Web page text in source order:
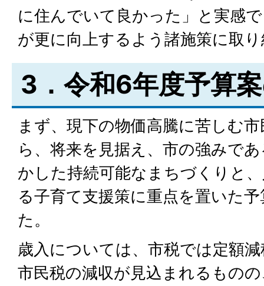
に住んでいて良かった」と実感
が更に向上するよう諸施策に取
3．令和6年度予算
まず、現下の物価高騰に苦しむ
ら、将来を見据え、市の強みで
かした持続可能なまちづくりと
る子育て支援策に重点を置いた
た。
歳入については、市税では定額
市民税の減収が見込まれるもの